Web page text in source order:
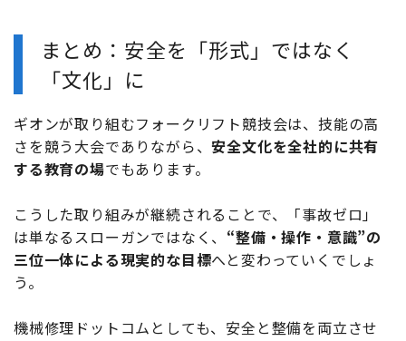
まとめ：安全を「形式」ではなく
「文化」に
ギオンが取り組むフォークリフト競技会は、技能の高
さを競う大会でありながら、安全文化を全社的に共有
する教育の場でもあります。
こうした取り組みが継続されることで、「事故ゼロ」
は単なるスローガンではなく、 “整備・操作・意識”の
三位一体による現実的な目標へと変わっていくでしょ
う。
機械修理ドットコムとしても、安全と整備を両立させ